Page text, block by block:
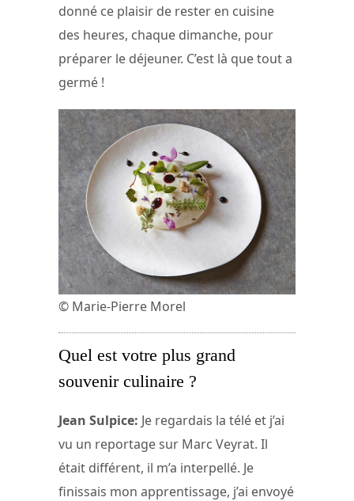
donné ce plaisir de rester en cuisine
des heures, chaque dimanche, pour
préparer le déjeuner. C’est là que tout a
germé !
© Marie-Pierre Morel
Quel est votre plus grand
souvenir culinaire ?
Jean Sulpice: Je regardais la télé et j’ai
vu un reportage sur Marc Veyrat. Il
était différent, il m’a interpellé. Je
finissais mon apprentissage, j’ai envoyé